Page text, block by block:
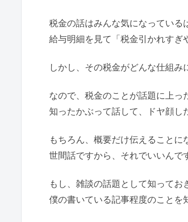
税金の話はみんな気になっている
給与明細を見て「税金引かれすぎ
しかし、その税金がどんな仕組み
なので、税金のことが話題に上っ
知ったかぶって話して、ドヤ顔し
もちろん、概要だけ伝えることに
世間話ですから、それでいいんで
もし、雑談の話題として知ってお
僕の書いている記事程度のことを